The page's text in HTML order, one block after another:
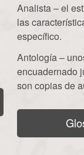
Analista – el
las
específico.
Antología –
encuadernado
son copias de